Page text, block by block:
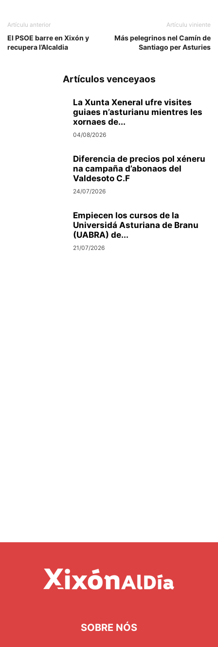
Artículu anterior
El PSOE barre en Xixón y
recupera l’Alcaldia
Artículu viniente
Más pelegrinos nel Camín de
Santiago per Asturies
Artículos venceyaos
La Xunta Xeneral ufre visites
guiaes n’asturianu mientres les
xornaes de...
04/08/2026
Diferencia de precios pol xéneru
na campaña d’abonaos del
Valdesoto C.F
24/07/2026
Empiecen los cursos de la
Universidá Asturiana de Branu
(UABRA) de...
21/07/2026
SOBRE NÓS